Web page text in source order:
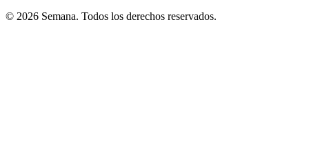
© 2026 Semana. Todos los derechos reservados.